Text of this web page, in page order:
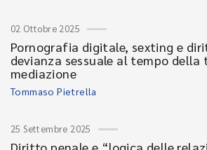
02 Ottobre 2025
Pornografia digitale, sexting e
devianza sessuale al tempo della
mediazione
Tommaso Pietrella
25 Settembre 2025